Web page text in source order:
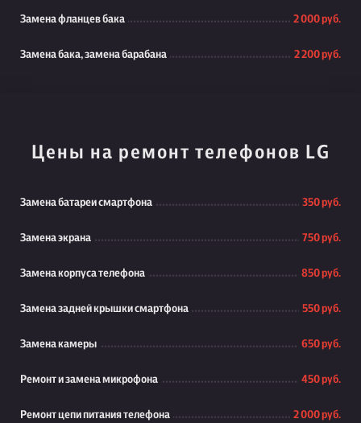
Замена фланцев бака 2 000 руб.
Замена бака, замена барабана 2 200 руб.
Цены на ремонт телефонов LG
Замена батареи смартфона 350 руб.
Замена экрана 750 руб.
Замена корпуса телефона 850 руб.
Замена задней крышки смартфона 550 руб.
Замена камеры 650 руб.
Ремонт и замена микрофона 450 руб.
Ремонт цепи питания телефона 2 000 руб.